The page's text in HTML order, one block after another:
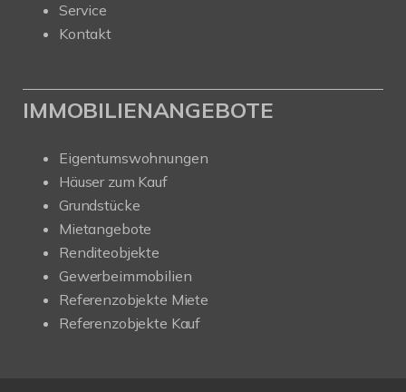
Service
Kontakt
IMMOBILIENANGEBOTE
Eigentumswohnungen
Häuser zum Kauf
Grundstücke
Mietangebote
Renditeobjekte
Gewerbeimmobilien
Referenzobjekte Miete
Referenzobjekte Kauf